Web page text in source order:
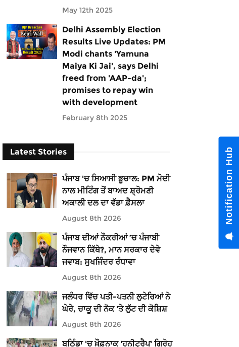
May 12th 2025
Delhi Assembly Election
Results Live Updates: PM
Modi chants 'Yamuna
Maiya Ki Jai', says Delhi
freed from 'AAP-da';
promises to repay win
with development
February 8th 2025
Latest Stories
ਪੰਜਾਬ 'ਚ ਸਿਆਸੀ ਭੂਚਾਲ: PM ਮੋਦੀ
ਨਾਲ ਮੀਟਿੰਗ ਤੋਂ ਬਾਅਦ ਸ਼੍ਰੋਮਣੀ
ਅਕਾਲੀ ਦਲ ਦਾ ਵੱਡਾ ਫ਼ੈਸਲਾ
August 8th 2026
ਪੰਜਾਬ ਦੀਆਂ ਨੌਕਰੀਆਂ ’ਚ ਪੰਜਾਬੀ
ਨੌਜਵਾਨ ਕਿੱਥੇ?, ਮਾਨ ਸਰਕਾਰ ਦੇਵੇ
ਜਵਾਬ: ਸੁਖਜਿੰਦਰ ਰੰਧਾਵਾ
August 8th 2026
ਜਲੰਧਰ ਵਿੱਚ ਪਤੀ-ਪਤਨੀ ਲੁਟੇਰਿਆਂ ਨੇ
ਘੇਰੇ, ਚਾਕੂ ਦੀ ਨੋਕ 'ਤੇ ਲੁੱਟ ਦੀ ਕੋਸ਼ਿਸ਼
August 8th 2026
ਬਠਿੰਡਾ 'ਚ ਖ਼ੌਫ਼ਨਾਕ 'ਹਨੀਟ੍ਰੈਪ' ਗਿਰੋਹ
Notification Hub